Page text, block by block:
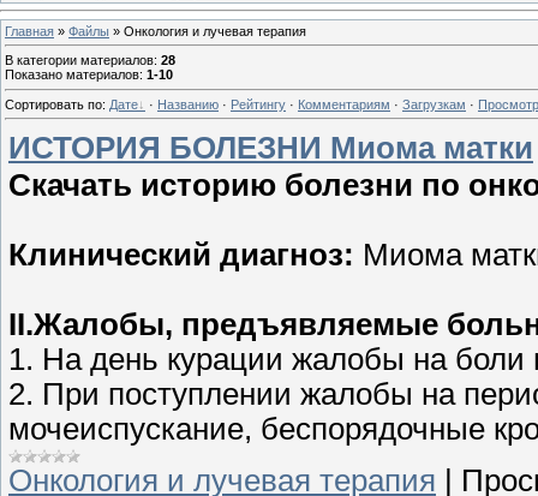
Главная » Файлы » Онкология и лучевая терапия
В категории материалов: 28
Показано материалов: 1-10
Сортировать по: Дате · Названию · Рейтингу · Комментариям · Загрузкам ·
ИСТОРИЯ БОЛЕЗНИ Миома матки
Скачать историю болезни по
Клинический диагноз: Миома
II.Жалобы, предъявляемые
1. На день курации жалобы на боли
2. При поступлении жалобы на
мочеиспускание, беспорядочные
Онкология и лучевая терапия |